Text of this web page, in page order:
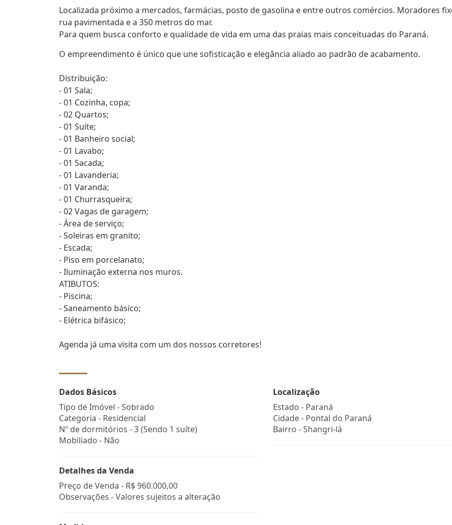
Localizada próximo a mercados, farmácias, posto de gasolina e entre outros comércios. Moradores
rua pavimentada e a 350 metros do mar.
Para quem busca conforto e qualidade de vida em uma das praias mais conceituadas do Paraná.
O empreendimento é único que une sofisticação e elegância aliado ao padrão de acabamento.
Distribuição:
- 01 Sala;
- 01 Cozinha, copa;
- 02 Quartos;
- 01 Suíte;
- 01 Banheiro social;
- 01 Lavabo;
- 01 Sacada;
- 01 Lavanderia;
- 01 Varanda;
- 01 Churrasqueira;
- 02 Vagas de garagem;
- Área de serviço;
- Soleiras em granito;
- Escada;
- Piso em porcelanato;
- Iluminação externa nos muros.
ATIBUTOS:
- Piscina;
- Saneamento básico;
- Elétrica bifásico;
Agenda já uma visita com um dos nossos corretores!
Dados Básicos
Tipo de Imóvel - Sobrado
Categoria - Residencial
Nº de dormitórios - 3 (Sendo 1 suíte)
Mobiliado - Não
Detalhes da Venda
Preço de Venda - R$ 960.000,00
Observações - Valores sujeitos a alteração
Localização
Estado - Paraná
Cidade - Pontal do Paraná
Bairro -Shangri-lá